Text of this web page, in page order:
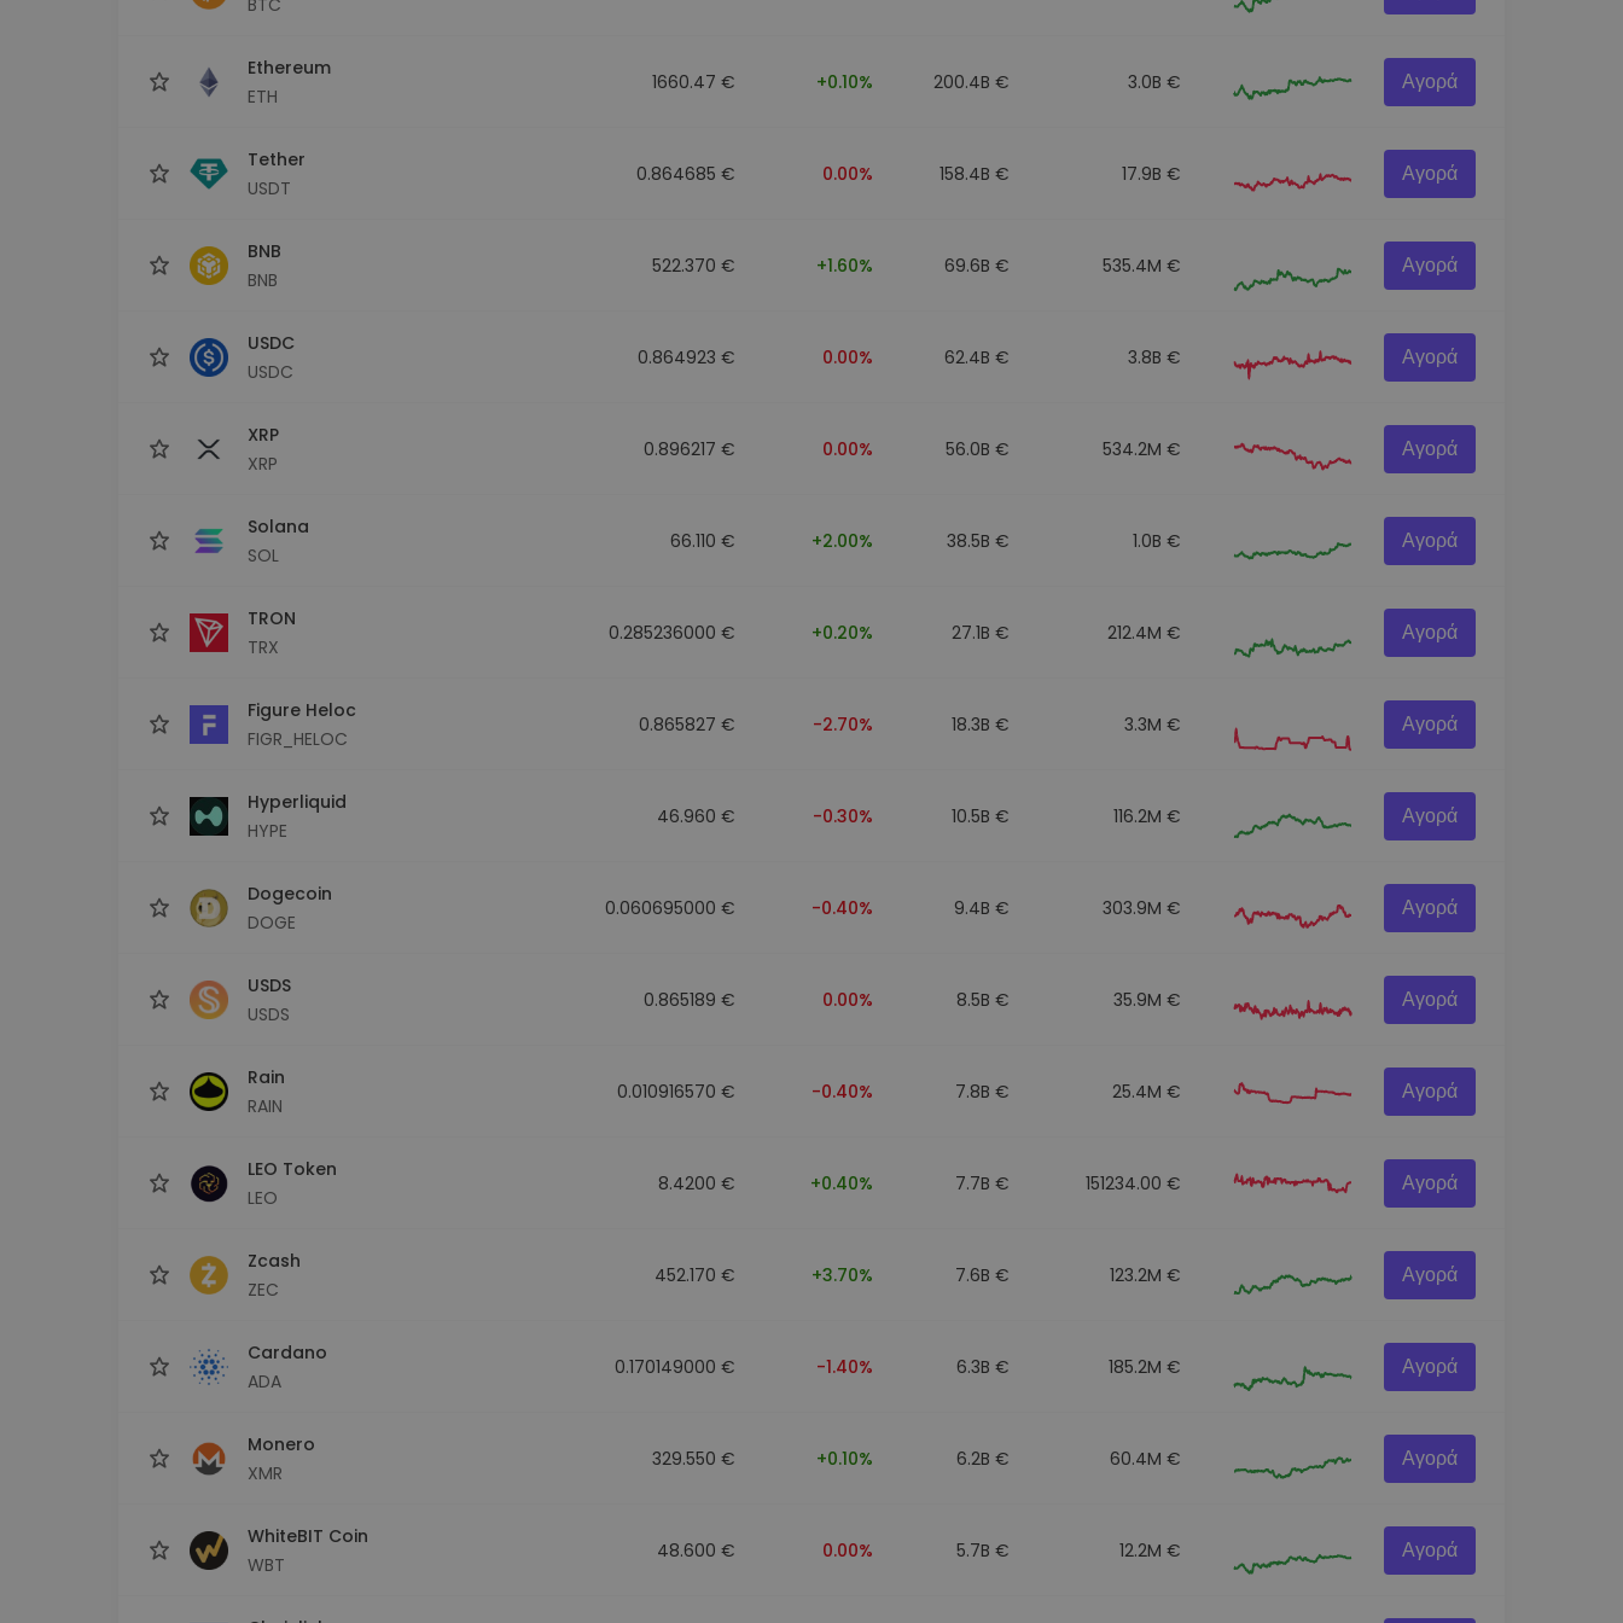
Ethereum
ETH
1660.47 € +0.10% 200.4B € 3.0B € Αγορά
Tether
USDT
0.864685 € 0.00% 158.4B € 17.9B € Αγορά
BNB
BNB
522.370 € +1.60% 69.6B € 535.4M € Αγορά
USDC
USDC
0.864923 € 0.00% 62.4B € 3.8B € Αγορά
XRP
XRP
0.896217 € 0.00% 56.0B € 534.2M € Αγορά
Solana
SOL
66.110 € +2.00% 38.5B € 1.0B € Αγορά
TRON
TRX
0.285236000 € +0.20% 27.1B € 212.4M € Αγορά
Figure Heloc
FIGR_HELOC
0.865827 € -2.70% 18.3B € 3.3M € Αγορά
Hyperliquid
HYPE
46.960 € -0.30% 10.5B € 116.2M € Αγορά
Dogecoin
DOGE
0.060695000 € -0.40% 9.4B € 303.9M € Αγορά
USDS
USDS
0.865189 € 0.00% 8.5B € 35.9M € Αγορά
Rain
RAIN
0.010916570 € -0.40% 7.8B € 25.4M € Αγορά
LEO Token
LEO
8.4200 € +0.40% 7.7B € 151234.00 € Αγορά
Zcash
ZEC
452.170 € +3.70% 7.6B € 123.2M € Αγορά
Cardano
ADA
0.170149000 € -1.40% 6.3B € 185.2M € Αγορά
Monero
XMR
329.550 € +0.10% 6.2B € 60.4M € Αγορά
WhiteBIT Coin
WBT
48.600 € 0.00% 5.7B € 12.2M € Αγορά